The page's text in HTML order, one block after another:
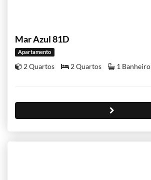
Mar Azul 81D
Apartamento
2 Quartos 2 Quartos 1 Banheiro